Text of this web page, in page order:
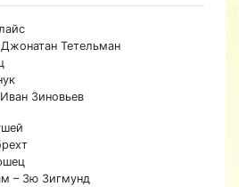
Тетельман
Зиновьев
– Зю Зигмунд